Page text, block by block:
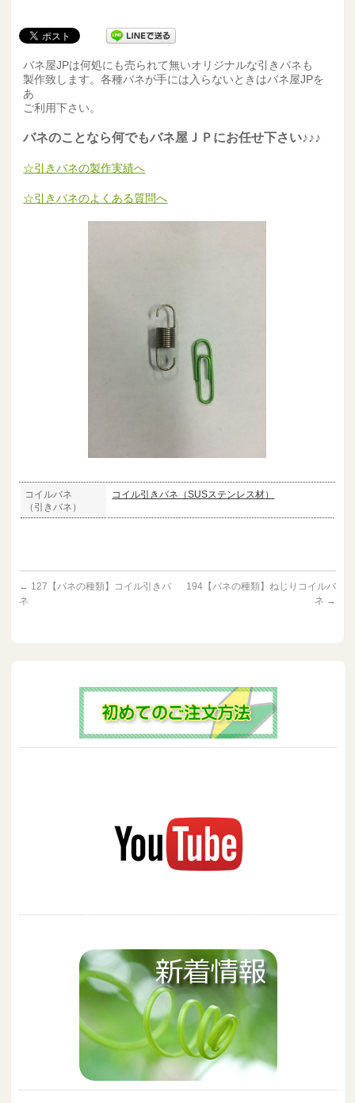
バネ屋JPは何処にも売られて無いオリジナルな引きバネも
製作致します。各種バネが手には入らないときはバネ屋JPを
あ
ご利用下さい。
バネのことなら何でもバネ屋ＪＰにお任せ下さい♪♪♪
☆引きバネの製作実績へ
☆引きバネのよくある質問へ
コイルバネ
（引きバネ）
コイル引きバネ（SUSステンレス材）
← 127【バネの種類】コイル引きバ
ネ
194【バネの種類】ねじりコイルバ
ネ →